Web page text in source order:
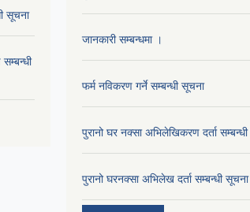
सूचना
जानकारी सम्बन्धमा ।
फर्म नविकरण गर्ने सम्बन्धी सूचना
पुरानो घर नक्सा अभिलेखिकरण दर्ता
पुरानो घरनक्सा अभिलेख दर्ता सम्बन्धी सूचना